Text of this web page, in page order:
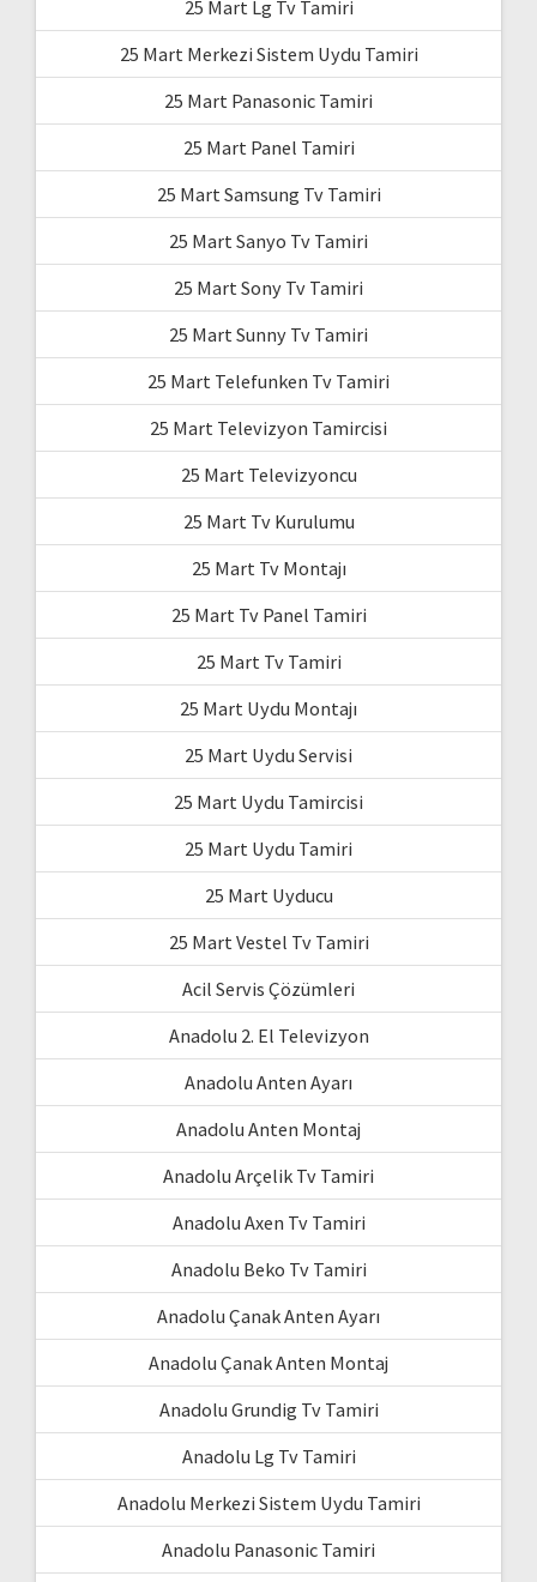
25 Mart Lg Tv Tamiri
25 Mart Merkezi Sistem Uydu Tamiri
25 Mart Panasonic Tamiri
25 Mart Panel Tamiri
25 Mart Samsung Tv Tamiri
25 Mart Sanyo Tv Tamiri
25 Mart Sony Tv Tamiri
25 Mart Sunny Tv Tamiri
25 Mart Telefunken Tv Tamiri
25 Mart Televizyon Tamircisi
25 Mart Televizyoncu
25 Mart Tv Kurulumu
25 Mart Tv Montajı
25 Mart Tv Panel Tamiri
25 Mart Tv Tamiri
25 Mart Uydu Montajı
25 Mart Uydu Servisi
25 Mart Uydu Tamircisi
25 Mart Uydu Tamiri
25 Mart Uyducu
25 Mart Vestel Tv Tamiri
Acil Servis Çözümleri
Anadolu 2. El Televizyon
Anadolu Anten Ayarı
Anadolu Anten Montaj
Anadolu Arçelik Tv Tamiri
Anadolu Axen Tv Tamiri
Anadolu Beko Tv Tamiri
Anadolu Çanak Anten Ayarı
Anadolu Çanak Anten Montaj
Anadolu Grundig Tv Tamiri
Anadolu Lg Tv Tamiri
Anadolu Merkezi Sistem Uydu Tamiri
Anadolu Panasonic Tamiri